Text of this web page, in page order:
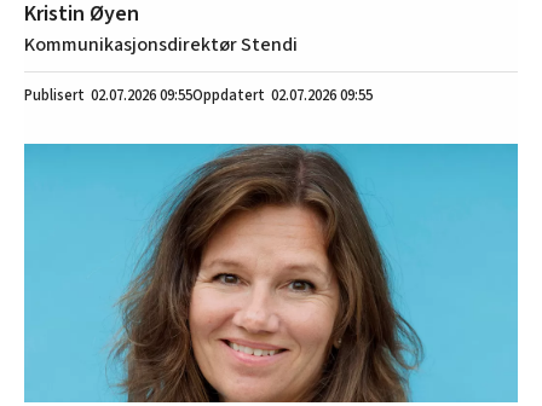
Kristin Øyen
Kommunikasjonsdirektør Stendi
02.07.202609:55 02.07.2026 09:55